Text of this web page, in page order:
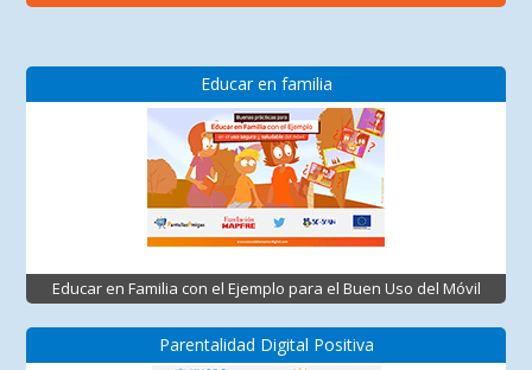
Educar en familia
Educar en Familia con el Ejemplo para el Buen Uso del Móvil
Parentalidad Digital Positiva